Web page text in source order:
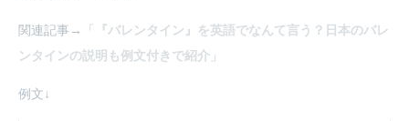
関連記事→「
『バレンタイン』を英語でなんて言う？日本のバレ
ンタインの説明も例文付きで紹介 」
例文↓